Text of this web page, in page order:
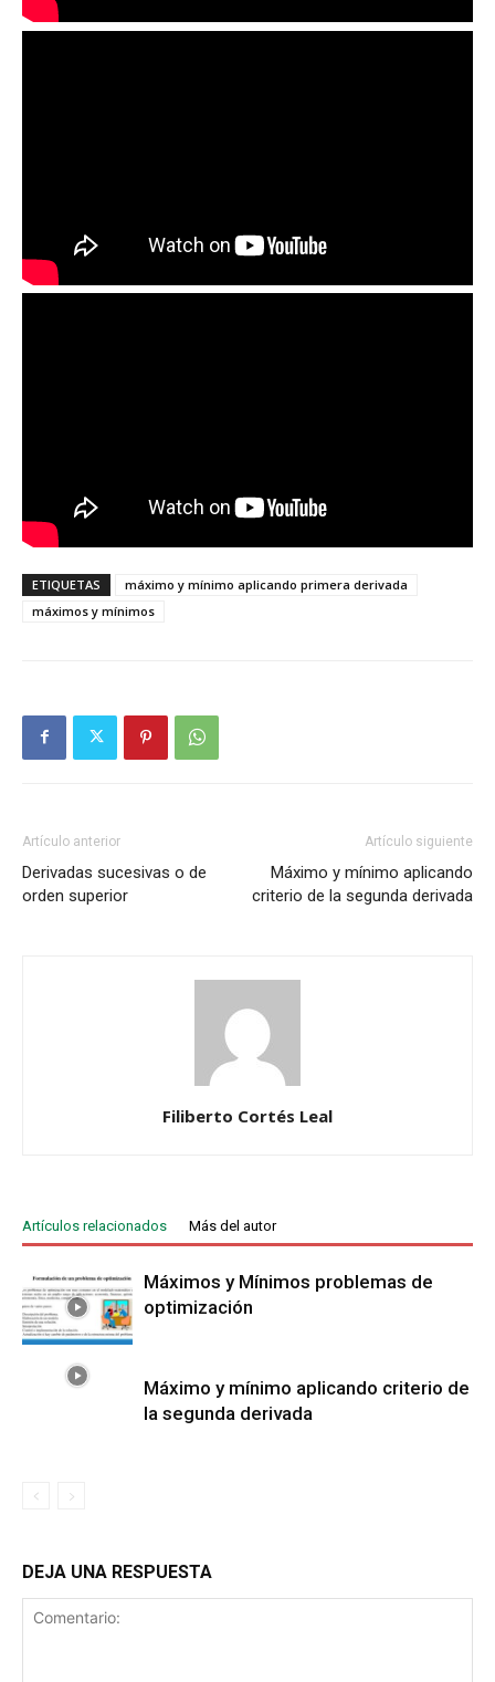
ETIQUETAS
máximo y mínimo aplicando primera derivada
máximos y mínimos
Artículo anterior
Derivadas sucesivas o de
orden superior
Artículo siguiente
Máximo y mínimo aplicando
criterio de la segunda derivada
Filiberto Cortés Leal
Artículos relacionados Más del autor
Máximos y Mínimos problemas de
optimización
Máximo y mínimo aplicando criterio de
la segunda derivada
DEJA UNA RESPUESTA